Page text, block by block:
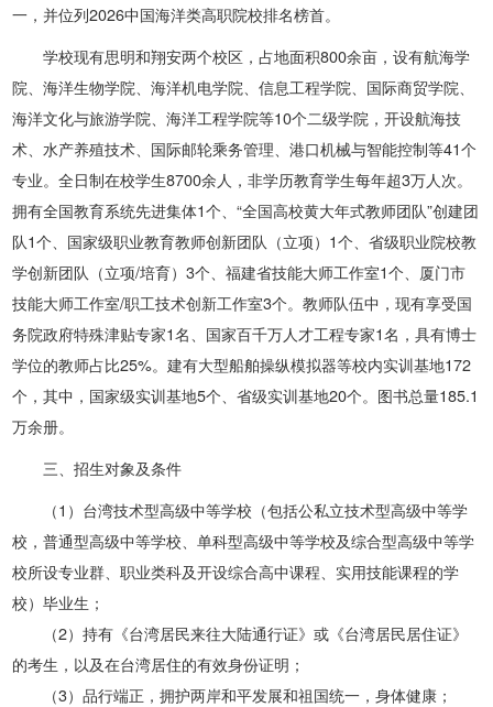
一，并位列2026中国海洋类高职院校排名榜首。
学校现有思明和翔安两个校区，占地面积800余亩，设有航海学
院、海洋生物学院、海洋机电学院、信息工程学院、国际商贸学院、
海洋文化与旅游学院、海洋工程学院等10个二级学院，开设航海技
术、水产养殖技术、国际邮轮乘务管理、港口机械与智能控制等41个
专业。全日制在校学生8700余人，非学历教育学生每年超3万人次。
拥有全国教育系统先进集体1个、“全国高校黄大年式教师团队”创建团
队1个、国家级职业教育教师创新团队（立项）1个、省级职业院校教
学创新团队（立项/培育）3个、福建省技能大师工作室1个、厦门市
技能大师工作室/职工技术创新工作室3个。教师队伍中，现有享受国
务院政府特殊津贴专家1名、国家百千万人才工程专家1名，具有博士
学位的教师占比25%。建有大型船舶操纵模拟器等校内实训基地172
个，其中，国家级实训基地5个、省级实训基地20个。图书总量185.1
万余册。
三、招生对象及条件
（1）台湾技术型高级中等学校（包括公私立技术型高级中等学
校，普通型高级中等学校、单科型高级中等学校及综合型高级中等学
校所设专业群、职业类科及开设综合高中课程、实用技能课程的学
校）毕业生；
（2）持有《台湾居民来往大陆通行证》或《台湾居民居住证》
的考生，以及在台湾居住的有效身份证明；
（3）品行端正，拥护两岸和平发展和祖国统一，身体健康；